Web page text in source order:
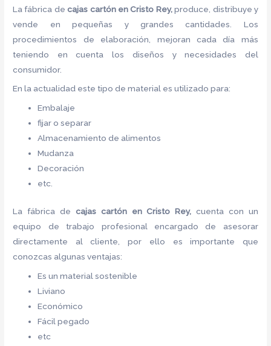
La fábrica decajas cartón en Cristo Rey,produce, distribuye y
vende en pequeñas y grandes cantidades. Los
procedimientos de elaboración, mejoran cada día más
teniendo en cuenta los diseños y necesidades del
consumidor.
En la actualidad este tipo de material es utilizado para:
Embalaje
fijar o separar
Almacenamiento de alimentos
Mudanza
Decoración
etc.
La fábrica de cajas cartón en Cristo Rey,cuenta con un
equipo de trabajo profesional encargado de asesorar
directamente al cliente, por ello es importante que
conozcas algunas ventajas:
Es un material sostenible
Liviano
Económico
Fácil pegado
etc